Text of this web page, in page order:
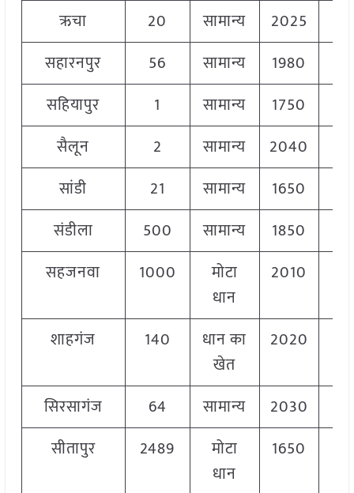
ऋचा
20 सामान्य 2025
सहारनपुर
56 सामान्य 1980
सहियापुर
1 सामान्य 1750
सैलून
2 सामान्य 2040
सांडी
21 सामान्य 1650
संडीला
500 सामान्य 1850
सहजनवा
1000
मोटा
धान
2010
शाहगंज 140
धान का
खेत
2020
सिरसागंज 64 सामान्य 2030
सीतापुर
2489
मोटा
धान
1650